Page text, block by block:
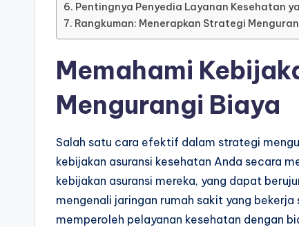
Pentingnya Penyedia Layanan Kesehatan
Rangkuman: Menerapkan Strategi
Memahami
Mengurangi Biaya
Salah satu cara efektif dalam strategi
kebijakan asuransi kesehatan Anda secara
kebijakan asuransi mereka, yang dapat
mengenali jaringan rumah sakit yang
memperoleh pelayanan kesehatan dengan